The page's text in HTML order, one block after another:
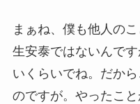
まぁね、僕も他人の
生安泰ではないんで
いくらいでね。だか
のですが。やったこ